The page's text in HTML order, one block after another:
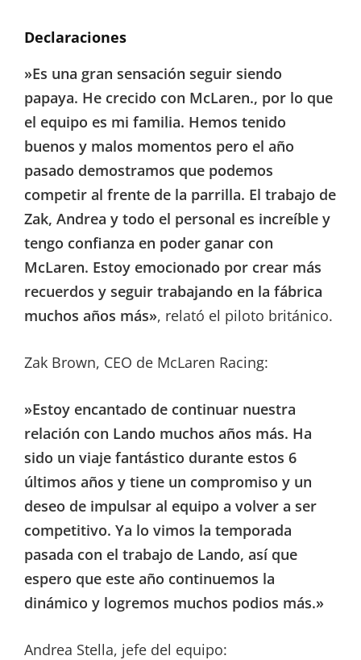
Declaraciones
»Es una gran sensación seguir siendo
papaya. He crecido con McLaren., por lo que
el equipo es mi familia. Hemos tenido
buenos y malos momentos pero el año
pasado demostramos que podemos
competir al frente de la parrilla. El trabajo de
Zak, Andrea y todo el personal es increíble y
tengo confianza en poder ganar con
McLaren. Estoy emocionado por crear más
recuerdos y seguir trabajando en la fábrica
muchos años más», relató el piloto británico.
Zak Brown, CEO de McLaren Racing:
»Estoy encantado de continuar nuestra
relación con Lando muchos años más. Ha
sido un viaje fantástico durante estos 6
últimos años y tiene un compromiso y un
deseo de impulsar al equipo a volver a ser
competitivo. Ya lo vimos la temporada
pasada con el trabajo de Lando, así que
espero que este año continuemos la
dinámico y logremos muchos podios más.»
Andrea Stella, jefe del equipo: